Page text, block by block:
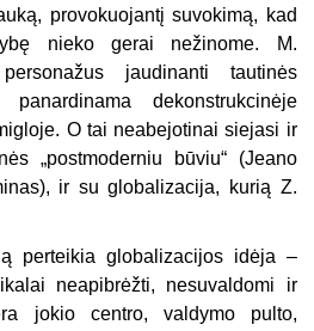
provokuojantį suvokimą, kad
nieko gerai nežinome. M.
jaudinanti tautinės
dekonstrukcinėje
O tai neabejotinai siejasi ir
„postmoderniu būviu“ (Jeano
ir su globalizacija, kurią Z.
perteikia globalizacijos idėja –
neapibrėžti, nesuvaldomi ir
jokio centro, valdymo pulto,